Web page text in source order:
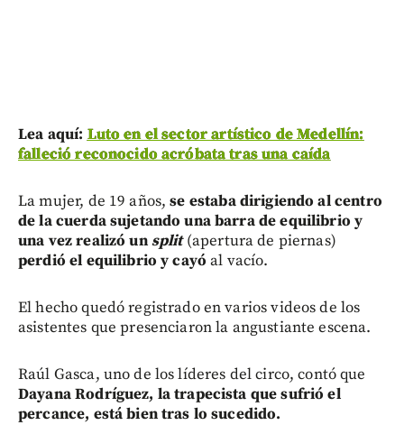
Lea aquí: Luto en el sector artístico de Medellín:
falleció reconocido acróbata tras una caída
La mujer, de 19 años,se estaba dirigiendo al centro
de la cuerda sujetando una barra de equilibrio y
una vez realizó unsplit(apertura de piernas)
perdió el equilibrio y cayó al vacío.
El hecho quedó registrado en varios videos de los
asistentes que presenciaron la angustiante escena.
Raúl Gasca, uno de los líderes del circo, contó que
Dayana Rodríguez, la trapecista que sufrió el
percance, está bien tras lo sucedido.